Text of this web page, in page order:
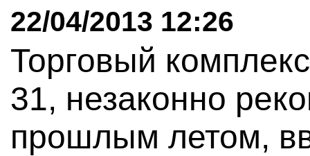
22/04/2013 12:26
Торговый
31, незаконно
прошлым летом,